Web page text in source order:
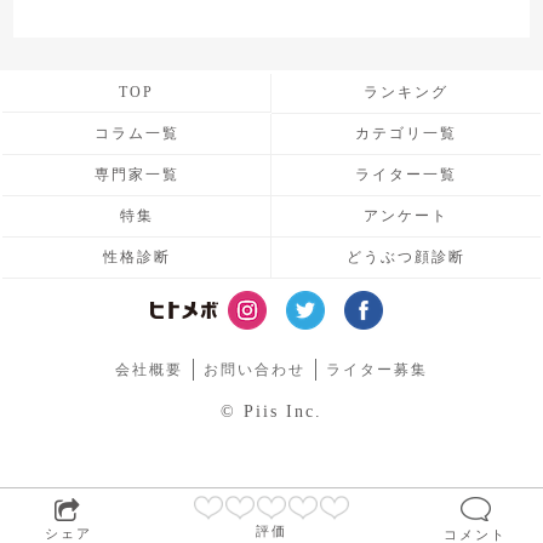
シェア 評価 コメント
TOP ランキング
コラム一覧 カテゴリ一覧
専門家一覧 ライター一覧
特集 アンケート
性格診断 どうぶつ顔診断
会社概要 お問い合わせ ライター募集
© Piis Inc.